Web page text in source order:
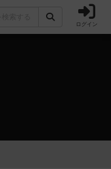
ログイン